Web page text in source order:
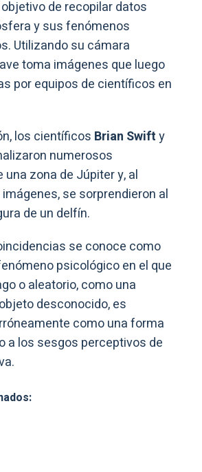
de recopilar datos
y sus fenómenos
Utilizando su cámara
toma imágenes que luego
por equipos de científicos en
los científicos Brian Swifty
numerosos
zona de Júpiter y, al
se sorprendieron al
de un delfín.
se conoce como
psicológico en el que
o aleatorio, como una
desconocido, es
como una forma
a los sesgos perceptivos de